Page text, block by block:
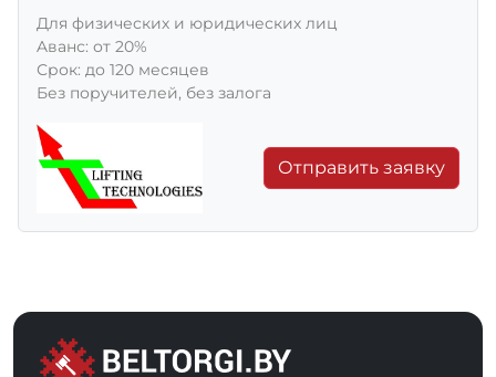
Для физических и юридических лиц
Aванс: от 20%
Срок: до 120 месяцев
Без поручителей, без залога
Отправить заявку